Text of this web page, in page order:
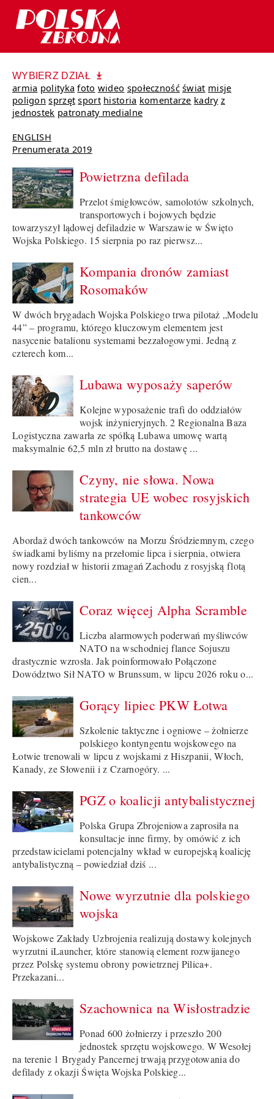
WYBIERZ DZIAŁ
armia polityka foto wideo społeczność świat misje
poligon sprzęt sport historia komentarze kadry z
jednostek patronaty medialne
ENGLISH
Prenumerata 2019
Powietrzna defilada
Przelot śmigłowców, samolotów szkolnych,
transportowych i bojowych będzie
towarzyszył lądowej defiladzie w Warszawie w Święto
Wojska Polskiego. 15 sierpnia po raz pierwsz...
Kompania dronów zamiast
Rosomaków
W dwóch brygadach Wojska Polskiego trwa pilotaż „Modelu
44” – programu, którego kluczowym elementem jest
nasycenie batalionu systemami bezzałogowymi. Jedną z
czterech kom...
Lubawa wyposaży saperów
Kolejne wyposażenie trafi do oddziałów
wojsk inżynieryjnych. 2 Regionalna Baza
Logistyczna zawarła ze spółką Lubawa umowę wartą
maksymalnie 62,5 mln zł brutto na dostawę ...
Czyny, nie słowa. Nowa
strategia UE wobec rosyjskich
tankowców
Abordaż dwóch tankowców na Morzu Śródziemnym, czego
świadkami byliśmy na przełomie lipca i sierpnia, otwiera
nowy rozdział w historii zmagań Zachodu z rosyjską flotą
cien...
Coraz więcej Alpha Scramble
Liczba alarmowych poderwań myśliwców
NATO na wschodniej flance Sojuszu
drastycznie wzrosła. Jak poinformowało Połączone
Dowództwo Sił NATO w Brunssum, w lipcu 2026 roku o...
Gorący lipiec PKW Łotwa
Szkolenie taktyczne i ogniowe – żołnierze
polskiego kontyngentu wojskowego na
Łotwie trenowali w lipcu z wojskami z Hiszpanii, Włoch,
Kanady, ze Słowenii i z Czarnogóry. ...
PGZ o koalicji antybalistycznej
Polska Grupa Zbrojeniowa zaprosiła na
konsultacje inne firmy, by omówić z ich
przedstawicielami potencjalny wkład w europejską koalicję
antybalistyczną – powiedział dziś ...
Nowe wyrzutnie dla polskiego
wojska
Wojskowe Zakłady Uzbrojenia realizują dostawy kolejnych
wyrzutni iLauncher, które stanowią element rozwijanego
przez Polskę systemu obrony powietrznej Pilica+.
Przekazani...
Szachownica na Wisłostradzie
Ponad 600 żołnierzy i przeszło 200
jednostek sprzętu wojskowego. W Wesołej
na terenie 1 Brygady Pancernej trwają przygotowania do
defilady z okazji Święta Wojska Polskieg...